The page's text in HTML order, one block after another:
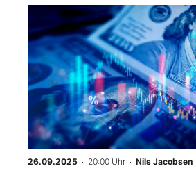
26.09.2025 · 20:00 Uhr · Nils Jacobsen